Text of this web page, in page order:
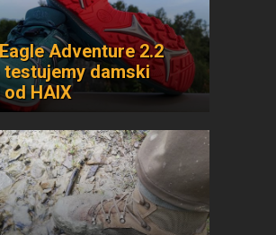
Adventure 2.2
testujemy damski
HAIX